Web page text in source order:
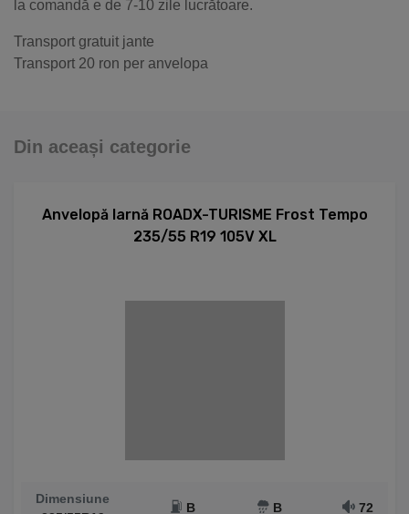
la comandă e de 7-10 zile lucrătoare.
Transport gratuit jante
Transport 20 ron per anvelopa
Din aceași categorie
Anvelopă Iarnă ROADX-TURISME Frost Tempo
235/55 R19 105V XL
Dimensiune
B B 72